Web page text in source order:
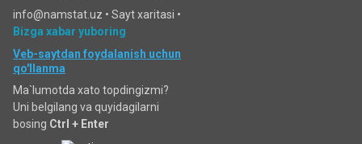
info@namstat.uz • Sayt xaritasi •
Bizga xabar yuboring
Veb-saytdan foydalanish uchun
qo'llanma
Ma`lumotda xato topdingizmi?
Uni belgilang va quyidagilarni
bosing Ctrl + Enter